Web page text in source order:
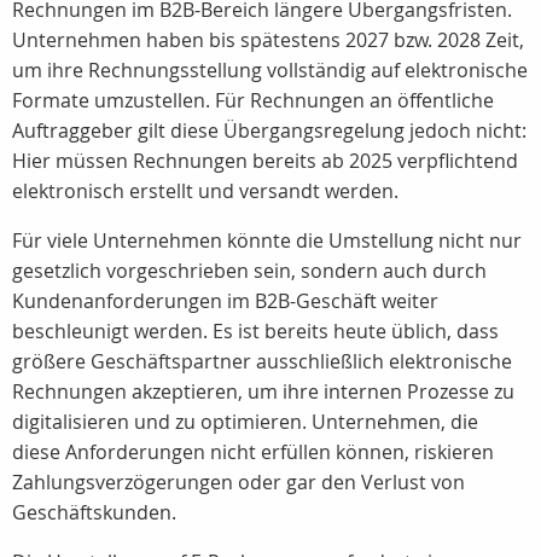
Rechnungen im B2B-Bereich längere Übergangsfristen.
Unternehmen haben bis spätestens 2027 bzw. 2028 Zeit,
um ihre Rechnungsstellung vollständig auf elektronische
Formate umzustellen. Für Rechnungen an öffentliche
Auftraggeber gilt diese Übergangsregelung jedoch nicht:
Hier müssen Rechnungen bereits ab 2025 verpflichtend
elektronisch erstellt und versandt werden.
Für viele Unternehmen könnte die Umstellung nicht nur
gesetzlich vorgeschrieben sein, sondern auch durch
Kundenanforderungen im B2B-Geschäft weiter
beschleunigt werden. Es ist bereits heute üblich, dass
größere Geschäftspartner ausschließlich elektronische
Rechnungen akzeptieren, um ihre internen Prozesse zu
digitalisieren und zu optimieren. Unternehmen, die
diese Anforderungen nicht erfüllen können, riskieren
Zahlungsverzögerungen oder gar den Verlust von
Geschäftskunden.